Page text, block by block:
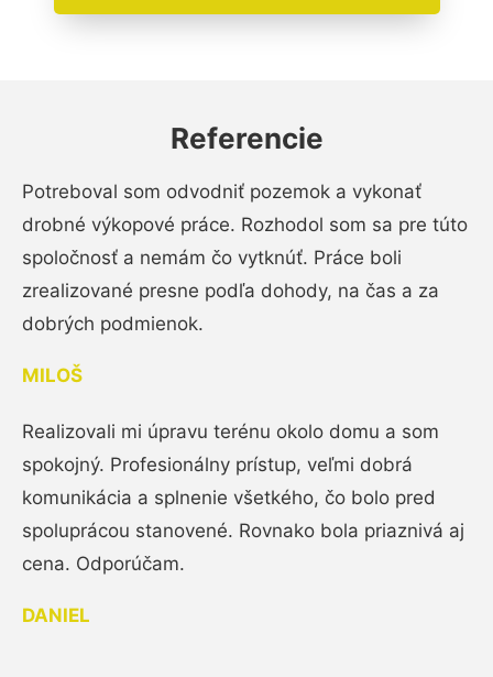
Referencie
Potreboval som odvodniť pozemok a vykonať
drobné výkopové práce. Rozhodol som sa pre túto
spoločnosť a nemám čo vytknúť. Práce boli
zrealizované presne podľa dohody, na čas a za
dobrých podmienok.
MILOŠ
Realizovali mi úpravu terénu okolo domu a som
spokojný. Profesionálny prístup, veľmi dobrá
komunikácia a splnenie všetkého, čo bolo pred
spoluprácou stanovené. Rovnako bola priaznivá aj
cena. Odporúčam.
DANIEL